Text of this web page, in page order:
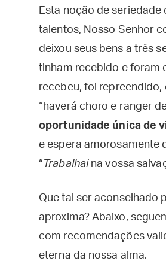
Esta noção de
talentos, Nosso Senhor
deixou seus bens a três
tinham recebido e foram
recebeu, foi repreendido,
“haverá choro e ranger
oportunidade única de
e espera amorosamente
“ Trabalhaina vossa
Que tal ser aconselhado
aproxima? Abaixo,
com recomendações
eterna da nossa alma.